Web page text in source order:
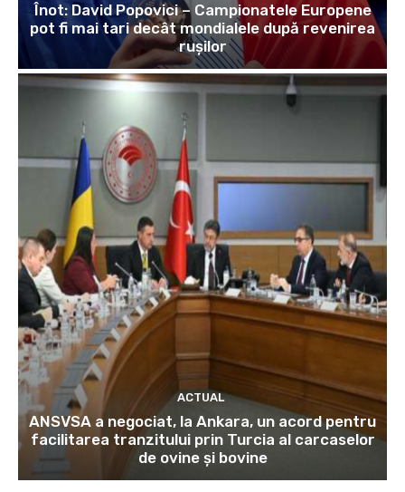
Înot: David Popovici – Campionatele Europene
pot fi mai tari decât mondialele după revenirea
rușilor
ACTUAL
ANSVSA a negociat, la Ankara, un acord pentru
facilitarea tranzitului prin Turcia al carcaselor
de ovine și bovine